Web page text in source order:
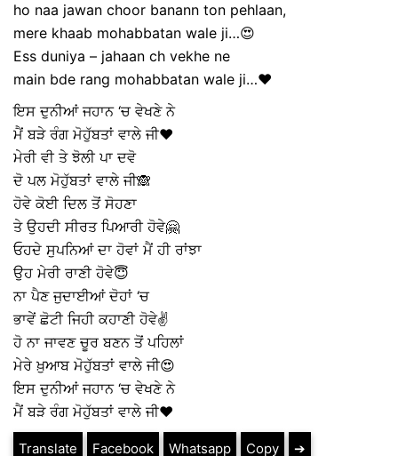
ho naa jawan choor banann ton pehlaan,
mere khaab mohabbatan wale ji…😍
Ess duniya – jahaan ch vekhe ne
main bde rang mohabbatan wale ji…❤
ਇਸ ਦੁਨੀਆਂ ਜਹਾਨ ‘ਚ ਵੇਖਣੇ ਨੇ
ਮੈਂ ਬੜੇ ਰੰਗ ਮੋਹੁੱਬਤਾਂ ਵਾਲੇ ਜੀ❤
ਮੇਰੀ ਵੀ ਤੇ ਝੋਲੀ ਪਾ ਦਵੋ
ਦੋ ਪਲ ਮੋਹੁੱਬਤਾਂ ਵਾਲੇ ਜੀ🙈
ਹੋਵੇ ਕੋਈ ਦਿਲ ਤੋਂ ਸੋਹਣਾ
ਤੇ ਉਹਦੀ ਸੀਰਤ ਪਿਆਰੀ ਹੋਵੇ🤗
ਓਹਦੇ ਸੁਪਨਿਆਂ ਦਾ ਹੋਵਾਂ ਮੈਂ ਹੀ ਰਾਂਝਾ
ਉਹ ਮੇਰੀ ਰਾਣੀ ਹੋਵੇ😇
ਨਾ ਪੈਣ ਜੁਦਾਈਆਂ ਦੋਹਾਂ ‘ਚ
ਭਾਵੇਂ ਛੋਟੀ ਜਿਹੀ ਕਹਾਣੀ ਹੋਵੇ✌
ਹੋ ਨਾ ਜਾਵਣ ਚੂਰ ਬਣਨ ਤੋਂ ਪਹਿਲਾਂ
ਮੇਰੇ ਖ਼ੁਆਬ ਮੋਹੁੱਬਤਾਂ ਵਾਲੇ ਜੀ😍
ਇਸ ਦੁਨੀਆਂ ਜਹਾਨ ‘ਚ ਵੇਖਣੇ ਨੇ
ਮੈਂ ਬੜੇ ਰੰਗ ਮੋਹੁੱਬਤਾਂ ਵਾਲੇ ਜੀ❤
Translate Facebook Whatsapp Copy ➔